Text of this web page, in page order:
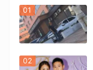
01
02